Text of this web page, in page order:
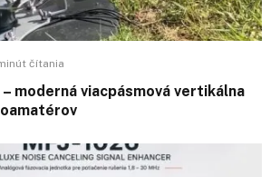
čítania
– moderná viacpásmová vertikálna